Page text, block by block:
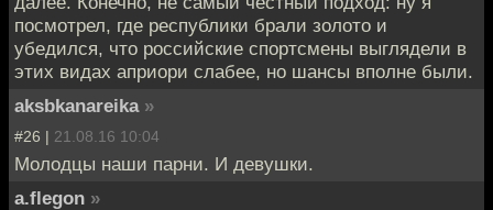
посмотрел, где республики брали золото и
убедился, что российские спортсмены выглядели в
этих видах априори слабее, но шансы вполне были.
aksbkanareika »
#26 | 21.08.16 10:04
Молодцы наши парни. И девушки.
a.flegon »